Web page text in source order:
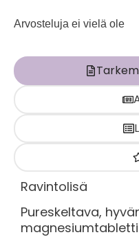
Arvosteluja ei vielä ole
Ravintolisä
Pureskeltava,
magnesiumtabletti